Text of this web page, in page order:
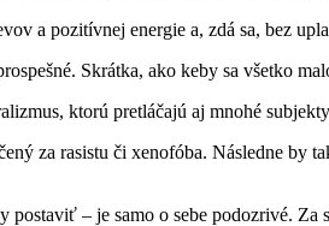
a pozitívnej energie a, zdá sa, bez
Skrátka, ako keby sa všetko
ktorú pretláčajú aj mnohé
za rasistu či xenofóba. Následne by
postaviť – je samo o sebe podozrivé.